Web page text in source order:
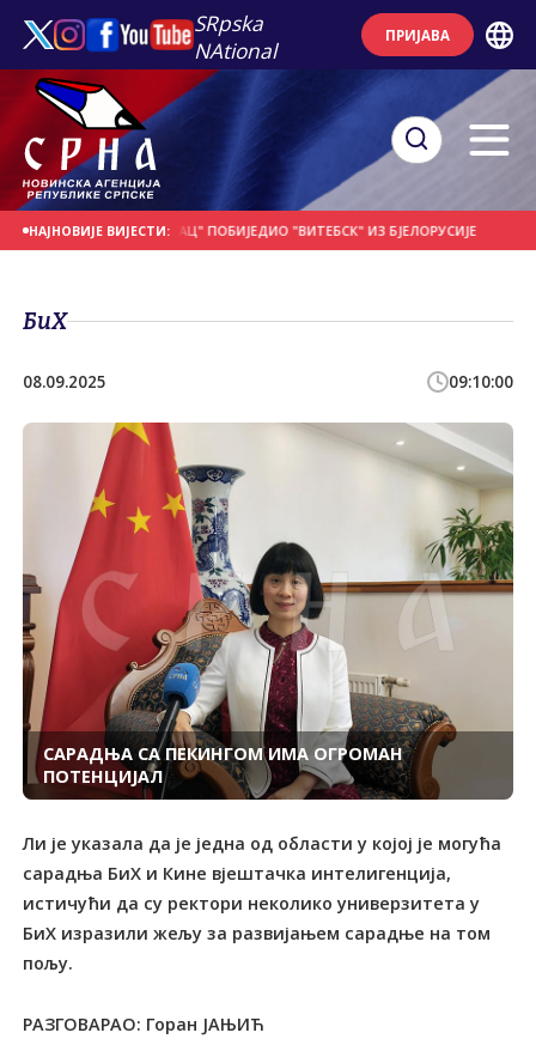
SRpska
NAtional
ПРИЈАВА
НАЈНОВИЈЕ ВИЈЕСТИ:
ДАН "БОРАЦ" ПОБИЈЕДИО "ВИТЕБСК" ИЗ БЈЕЛОРУСИЈЕ ПОЧЕО 26.
БиХ
08.09.2025 09:10:00
САРАДЊА СА ПЕКИНГОМ ИМА ОГРОМАН
ПОТЕНЦИЈАЛ
Ли је указала да је једна од области у којој је могућа
сарадња БиХ и Кине вјештачка интелигенција,
истичући да су ректори неколико универзитета у
БиХ изразили жељу за развијањем сарадње на том
пољу.
РАЗГОВАРАО: Горан ЈАЊИЋ